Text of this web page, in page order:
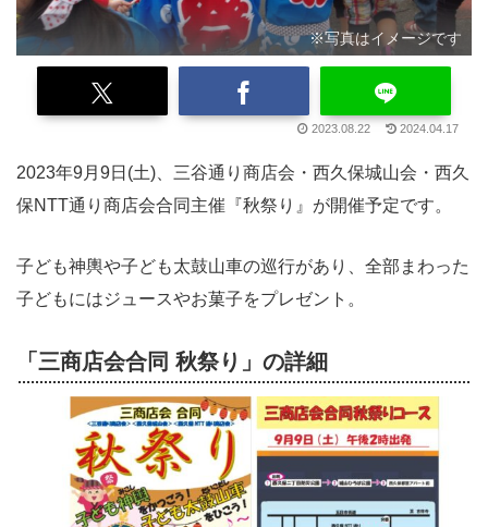
※写真はイメージです
2023.08.22 2024.04.17
2023年9月9日(土)、三谷通り商店会・西久保城山会・西久
保NTT通り商店会合同主催『秋祭り』が開催予定です。
子ども神輿や子ども太鼓山車の巡行があり、全部まわった
子どもにはジュースやお菓子をプレゼント。
「三商店会合同 秋祭り」の詳細